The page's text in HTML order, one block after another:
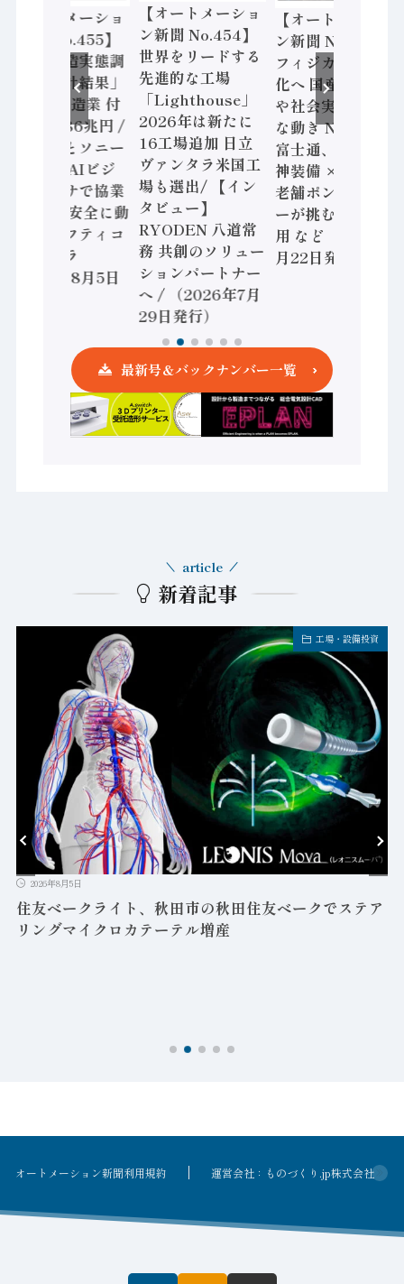
【オートメーショ
ン新聞 No.455】
「経済構造実態調
査二次集計結果」
2024年製造業 付
加価値額86兆円 /
三菱電機とソニー
セミコン AIビジ
ョンセンサで協業
/ IDEC、安全に動
かすセーフティコ
ントローラ
（2026年8月5日
【オートメーショ
ン新聞 No.454】
世界をリードする
先進的な工場
「Lighthouse」
2026年は新たに
16工場追加 日立
ヴァンタラ米国工
場も選出/ 【イン
タビュー】
RYODEN 八道常
務 共創のソリュー
ションパートナー
へ / （2026年7月
29日発行）
【オートメーショ
ン新聞 No.453】
フィジカルAI本格
化へ 国産AI開発
や社会実装に活発
な動き Noetra、
富士通、日立 / 兵
神装備 × HMS、
老舗ポンプメーカ
ーが挑むデータ活
用 など（2026年7
月22日発行）
最新号＆バックナンバー一覧
新着記事
article
工場・設備投資
2026年8月5日
住友ベークライト、秋田市の秋田住友ベークでステア
リングマイクロカテーテル増産
オートメーション新聞利用規約 運営会社：ものづくり.jp株式会社